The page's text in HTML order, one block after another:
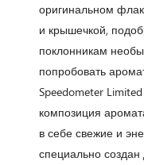
оригинальном
и крышечкой,
поклонникам
попробовать
Speedometer
композиция
в себе свежие и
специально